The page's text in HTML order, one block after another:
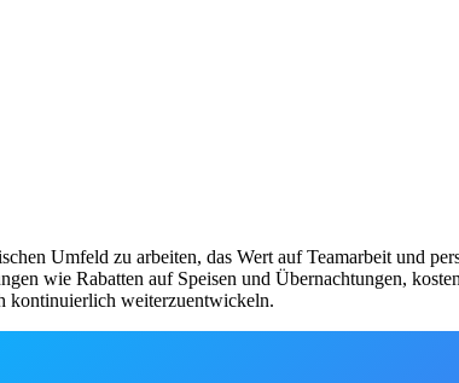
Umfeld zu arbeiten, das Wert auf Teamarbeit und
wie Rabatten auf Speisen und Übernachtungen,
kontinuierlich weiterzuentwickeln.